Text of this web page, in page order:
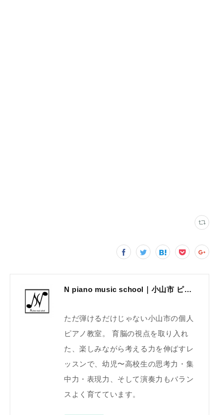
N piano music school｜小山市 ピアノ教室｜考える力・集中力を育てる個人レッスン｜2025年体験レッスン受付中
ただ弾けるだけじゃない小山市の個人
ピアノ教室。 育脳の視点を取り入れ
た、楽しみながら考える力を伸ばすレ
ッスンで、幼児〜高校生の思考力・集
中力・表現力、そして演奏力もバラン
スよく育てています。